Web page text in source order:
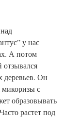
у нас
А потом
отзывался
деревьев. Он
микоризы с
образовывать
растет под